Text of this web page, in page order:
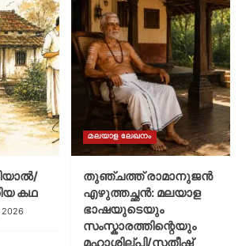
കഥ
മലയാള ലേഖനം
തുഞ്ചത്ത് രാമാനുജൻ
എഴുത്തച്ഛൻ: മലയാള
ഭാഷയുടെയും
സംസ്കാരത്തിന്റെയും
മഹാശില്പി/സതീഷ്